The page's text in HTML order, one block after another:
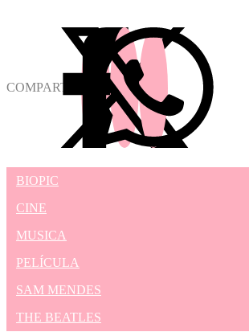
COMPARTIR
BIOPIC
CINE
MUSICA
PELÍCULA
SAM MENDES
THE BEATLES